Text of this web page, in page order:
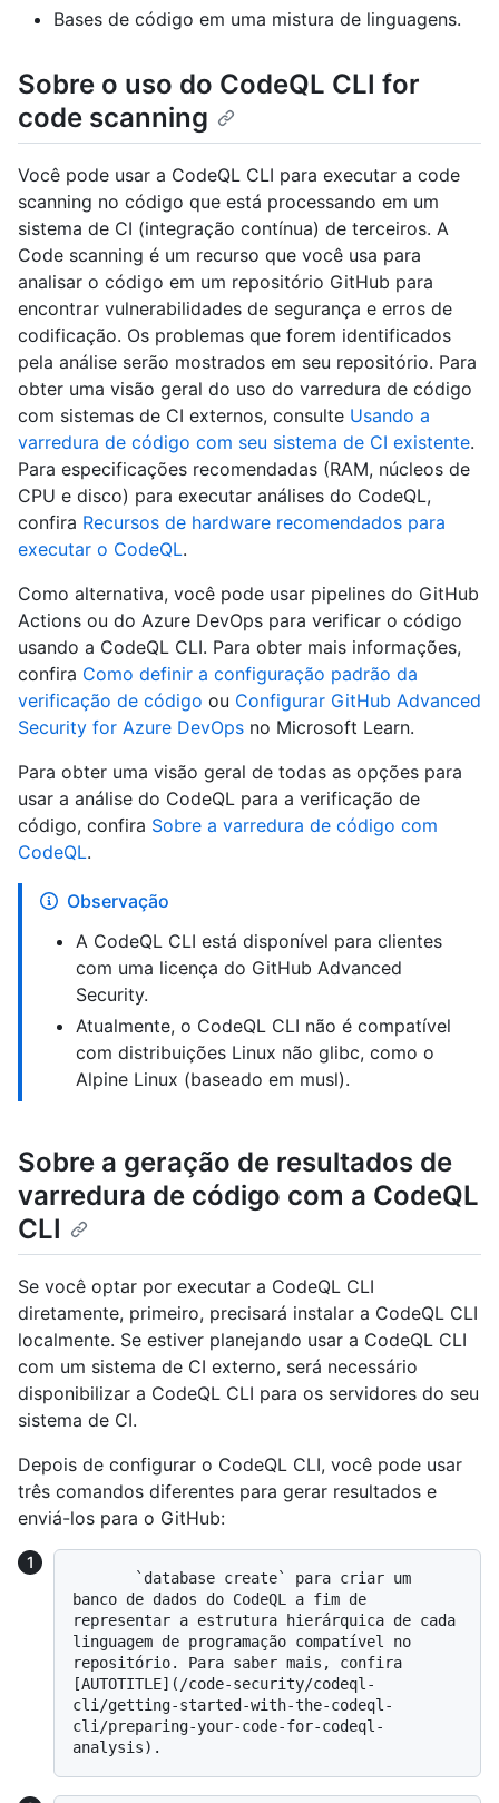
Bases de código em uma mistura de linguagens.
Sobre o uso do CodeQL CLI for
code scanning
Você pode usar a CodeQL CLI para executar a code
scanning no código que está processando em um
sistema de CI (integração contínua) de terceiros. A
Code scanning é um recurso que você usa para
analisar o código em um repositório GitHub para
encontrar vulnerabilidades de segurança e erros de
codificação. Os problemas que forem identificados
pela análise serão mostrados em seu repositório. Para
obter uma visão geral do uso do varredura de código
com sistemas de CI externos, consulte Usando a
varredura de código com seu sistema de CI existente.
Para especificações recomendadas (RAM, núcleos de
CPU e disco) para executar análises do CodeQL,
confira Recursos de hardware recomendados para
executar o CodeQL.
Como alternativa, você pode usar pipelines do GitHub
Actions ou do Azure DevOps para verificar o código
usando a CodeQL CLI. Para obter mais informações,
confira Como definir a configuração padrão da
verificação de código ou Configurar GitHub Advanced
Security for Azure DevOps no Microsoft Learn.
Para obter uma visão geral de todas as opções para
usar a análise do CodeQL para a verificação de
código, confira Sobre a varredura de código com
CodeQL.
Observação
A CodeQL CLI está disponível para clientes
com uma licença do GitHub Advanced
Security.
Atualmente, o CodeQL CLI não é compatível
com distribuições Linux não glibc, como o
Alpine Linux (baseado em musl).
Sobre a geração de resultados de
varredura de código com a CodeQL
CLI
Se você optar por executar a CodeQL CLI
diretamente, primeiro, precisará instalar a CodeQL CLI
localmente. Se estiver planejando usar a CodeQL CLI
com um sistema de CI externo, será necessário
disponibilizar a CodeQL CLI para os servidores do seu
sistema de CI.
Depois de configurar o CodeQL CLI, você pode usar
três comandos diferentes para gerar resultados e
enviá-los para o GitHub:
banco de dados do CodeQL a fim de
representar a estrutura hierárquica de cada
linguagem de programação compatível no
repositório. Para saber mais, confira
[AUTOTITLE](/code-security/codeql-
cli/getting-started-with-the-codeql-
cli/preparing-your-code-for-codeql-